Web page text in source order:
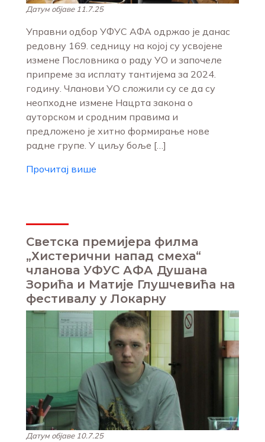
Датум објаве 11.7.25
Управни одбор УФУС АФА одржао је данас
редовну 169. седницу на којој су усвојене
измене Пословника о раду УО и започеле
припреме за исплату тантијема за 2024.
годину. Чланови УО сложили су се да су
неопходне измене Нацрта закона о
ауторском и сродним правима и
предложено је хитно формирање нове
радне групе. У циљу боље […]
Прочитај више
Светска премијера филма
„Хистерични напад смеха“
чланова УФУС АФА Душана
Зорића и Матије Глушчевића на
фестивалу у Локарну
Датум објаве 10.7.25